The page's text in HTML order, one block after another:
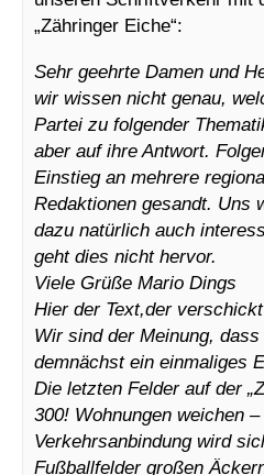
„Zähringer Eiche“:
Sehr geehrte Damen und
wir wissen nicht genau,
Partei zu folgender
aber auf ihre Antwort.
Einstieg an mehrere
Redaktionen gesandt. Uns
dazu natürlich auch
geht dies nicht hervor.
Viele Grüße Mario Dings
Hier der Text,der
Wir sind der Meinung,
demnächst ein einmaliges
Die letzten Felder auf der
300! Wohnungen weichen
Verkehrsanbindung wird
Fußballfelder großen